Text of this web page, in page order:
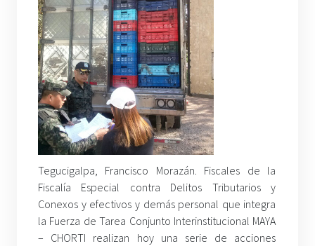
Tegucigalpa, Francisco Morazán. Fiscales de la
Fiscalía Especial contra Delitos Tributarios y
Conexos y efectivos y demás personal que integra
la Fuerza de Tarea Conjunto Interinstitucional MAYA
– CHORTI realizan hoy una serie de acciones